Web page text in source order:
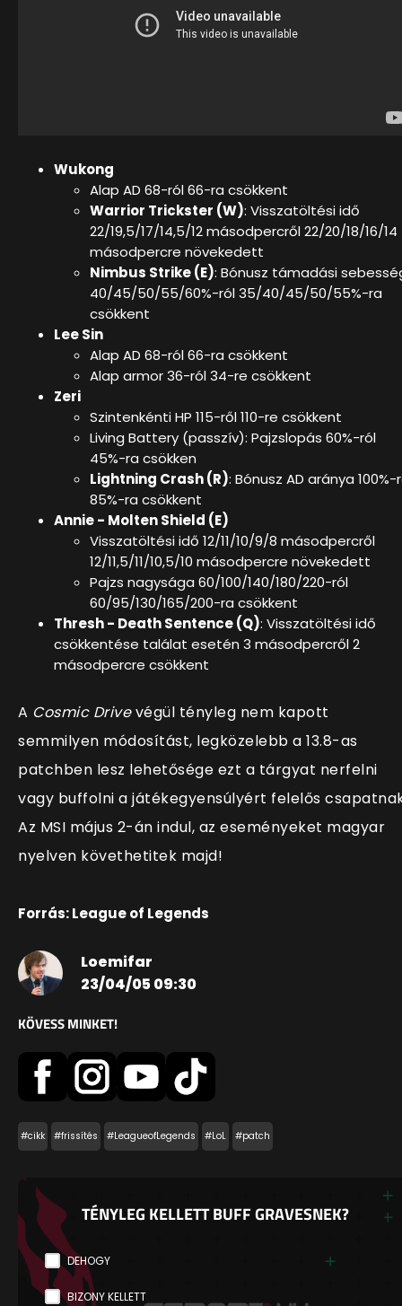
Wukong
Alap AD 68-ról 66-ra csökkent
Warrior Trickster (W): Visszatöltési idő
22/19,5/17/14,5/12 másodpercről 22/20/18/16/14
másodpercre növekedett
Nimbus Strike (E): Bónusz támadási
40/45/50/55/60%-ról 35/40/45/50/55%-ra
csökkent
Lee Sin
Alap AD 68-ról 66-ra csökkent
Alap armor 36-ról 34-re csökkent
Zeri
Szintenkénti HP 115-ről 110-re csökkent
Living Battery (passzív): Pajzslopás 60%-ról
45%-ra csökken
Lightning Crash (R): Bónusz AD aránya 100%-
85%-ra csökkent
Annie - Molten Shield (E)
Visszatöltési idő 12/11/10/9/8 másodpercről
12/11,5/11/10,5/10 másodpercre növekedett
Pajzs nagysága 60/100/140/180/220-ról
60/95/130/165/200-ra csökkent
Thresh - Death Sentence (Q): Visszatöltési idő
csökkentése találat esetén 3 másodpercről 2
másodpercre csökkent
A Cosmic Drivevégül tényleg nem kapott
semmilyen módosítást, legközelebb a 13.8-as
patchben lesz lehetősége ezt a tárgyat nerfelni
vagy buffolni a játékegyensúlyért felelős
Az MSI május 2-án indul, az eseményeket magyar
nyelven követhetitek majd!
Forrás: League of Legends
Loemifar
23/04/05 09:30
KÖVESS MINKET!
#cikk #frissítés #LeagueofLegends #LoL #patch
TÉNYLEG KELLETT BUFF GRAVESNEK?
DEHOGY
BIZONY KELLETT